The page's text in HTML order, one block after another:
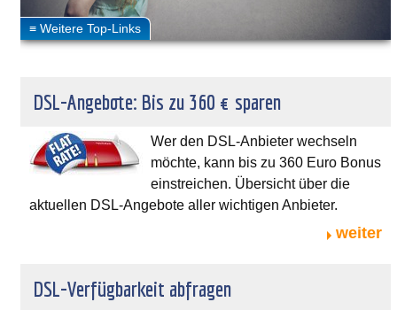
DSL-Angebote: Bis zu 360 € sparen
Wer den DSL-Anbieter wechseln
möchte, kann bis zu 360 Euro Bonus
einstreichen. Übersicht über die
aktuellen DSL-Angebote aller wichtigen Anbieter.
weiter
DSL-Verfügbarkeit abfragen